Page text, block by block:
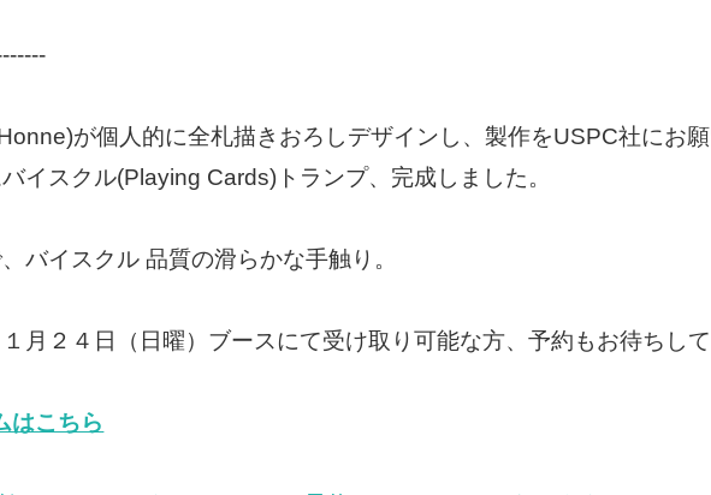
が個人的に全札描きおろしデザインし、製作をUSPC社にお
イスクル(Playing Cards)トランプ、完成しました。
バイスクル 品質の滑らかな手触り。
月２４日（日曜）ブースにて受け取り可能な方、予約もお待ちして
はこちら